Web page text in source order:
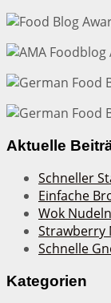
Aktuelle
Schneller
Einfache
Wok
Strawberry
Schnelle
Kategorien